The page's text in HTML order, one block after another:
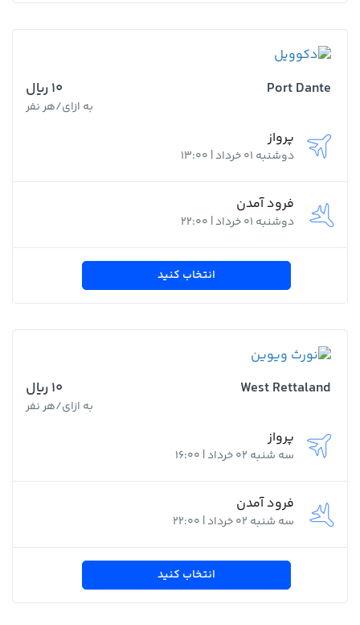
Port Dante 10 ﷼
به ازای/هر نفر
پرواز
دوشنبه 01 خرداد | 13:00
فرود آمدن
دوشنبه 01 خرداد | 22:00
انتخاب کنید
West Rettaland 10 ﷼
به ازای/هر نفر
پرواز
سه شنبه 02 خرداد | 16:00
فرود آمدن
سه شنبه 02 خرداد | 22:00
انتخاب کنید